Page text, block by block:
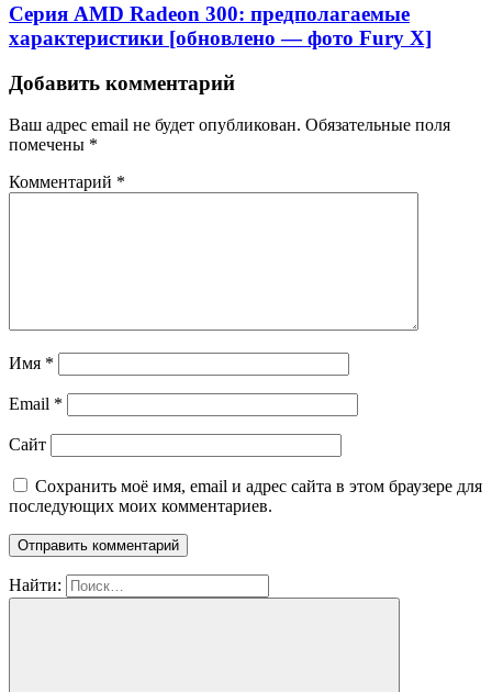
Серия AMD Radeon 300: предполагаемые
характеристики [обновлено — фото Fury X]
Добавить комментарий
Ваш адрес email не будет опубликован. Обязательные поля
помечены *
Комментарий *
Имя *
Email *
Сайт
Сохранить моё имя, email и адрес сайта в этом браузере для
последующих моих комментариев.
Найти: